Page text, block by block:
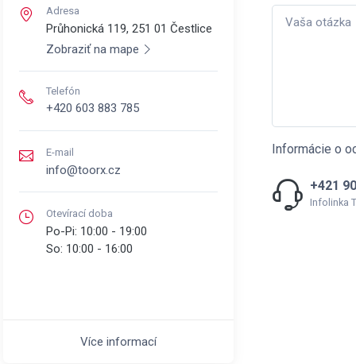
Adresa
Průhonická 119, 251 01 Čestlice
Zobraziť na mape
Telefón
+420 603 883 785
E-mail
info@toorx.cz
Otevírací doba
Po-Pi: 10:00 - 19:00
So: 10:00 - 16:00
Více informací
Informácie o
+421
Infolinka